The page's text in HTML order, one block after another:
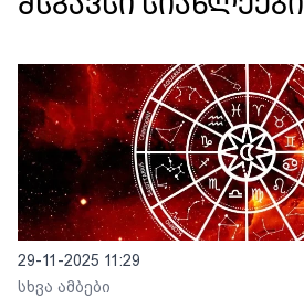
მსგავსი სიახლეები
29-11-2025 11:29
სხვა ამბები